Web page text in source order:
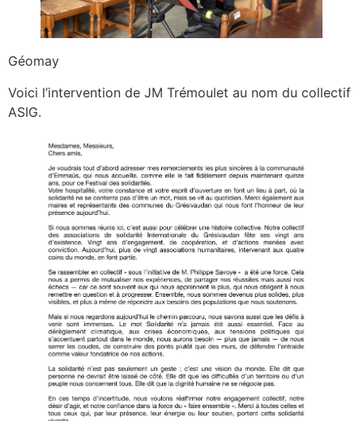
Géomay
Voici l’intervention de JM Trémoulet au nom du collectif
ASIG.